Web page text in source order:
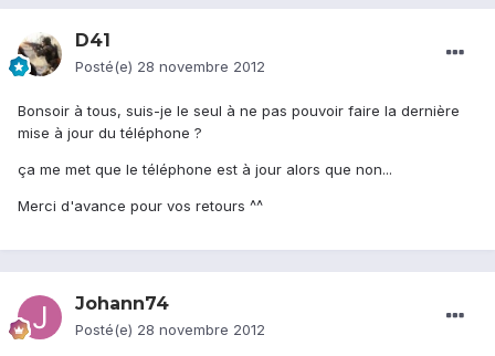
D41
Posté(e) 28 novembre 2012
Bonsoir à tous, suis-je le seul à ne pas pouvoir faire la dernière
mise à jour du téléphone ?
ça me met que le téléphone est à jour alors que non...
Merci d'avance pour vos retours ^^
Johann74
Posté(e) 28 novembre 2012